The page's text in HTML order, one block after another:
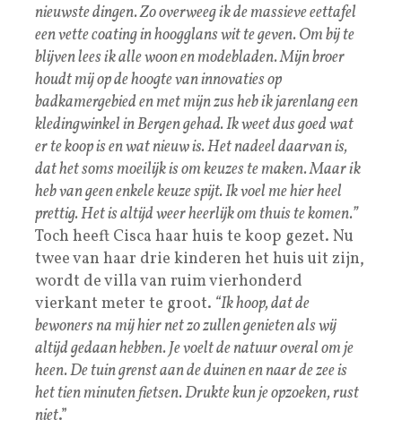
nieuwste dingen. Zo overweeg ik de massieve eettafel
een vette coating in hoogglans wit te geven. Om bij te
blijven lees ik alle woon en modebladen. Mijn broer
houdt mij op de hoogte van innovaties op
badkamergebied en met mijn zus heb ik jarenlang een
kledingwinkel in Bergen gehad. Ik weet dus goed wat
er te koop is en wat nieuw is. Het nadeel daarvan is,
dat het soms moeilijk is om keuzes te maken. Maar ik
heb van geen enkele keuze spijt. Ik voel me hier heel
prettig. Het is altijd weer heerlijk om thuis te komen.”
Toch heeft Cisca haar huis te koop gezet. Nu
twee van haar drie kinderen het huis uit zijn,
wordt de villa van ruim vierhonderd
vierkant meter te groot. “Ik hoop, dat de
bewoners na mij hier net zo zullen genieten als wij
altijd gedaan hebben. Je voelt de natuur overal om je
heen. De tuin grenst aan de duinen en naar de zee is
het tien minuten fietsen. Drukte kun je opzoeken, rust
niet.”